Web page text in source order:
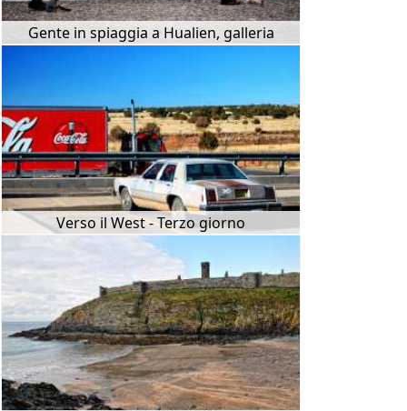
Gente in spiaggia a Hualien, galleria
Verso il West - Terzo giorno